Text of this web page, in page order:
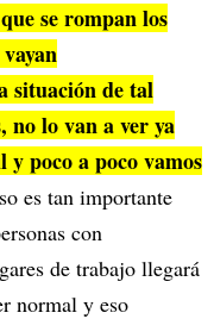
se rompan los
situación de tal
no lo van a ver ya
poco a poco vamos
es tan importante
con
de trabajo llegará
normal y eso